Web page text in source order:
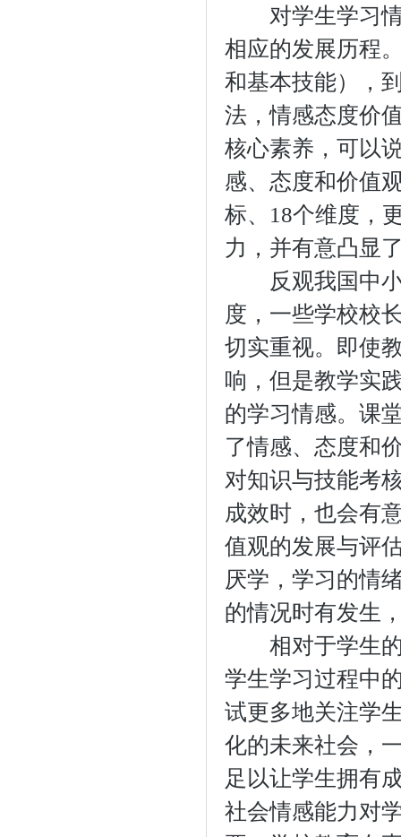
对学生学习情
相应的发展历程
和基本技能），
法，情感态度价
核心素养，可以
感、态度和价值
标、18个维度，
力，并有意凸显
反观我国中小
度，一些学校校
切实重视。即使
响，但是教学实
的学习情感。课
了情感、态度和
对知识与技能考
成效时，也会有
值观的发展与评
厌学，学习的情
的情况时有发生
相对于学生的
学生学习过程中
试更多地关注学
化的未来社会，
足以让学生拥有
社会情感能力对